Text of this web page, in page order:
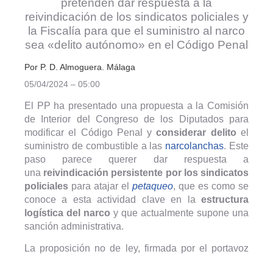
reivindicación de los sindicatos policiales y
la Fiscalía para que el suministro al narco
sea «delito autónomo» en el Código Penal
Por P. D. Almoguera. Málaga
05/04/2024 – 05:00
El PP ha presentado una propuesta a la Comisión
de Interior del Congreso de los Diputados para
modificar el Código Penal yconsiderar delito el
suministro de combustible a las narcolanchas. Este
paso parece querer dar respuesta a
una reivindicación persistente por los sindicatos
policiales para atajar el petaqueo, que es como se
conoce a esta actividad clave en la estructura
logística del narco y que actualmente supone una
sanción administrativa.
La proposición no de ley, firmada por el portavoz